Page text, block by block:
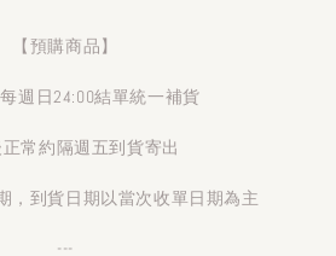
【預購商品】
週日24:00結單統一補貨
常約隔週五到貨寄出
，到貨日期以當次收單日期為主
---